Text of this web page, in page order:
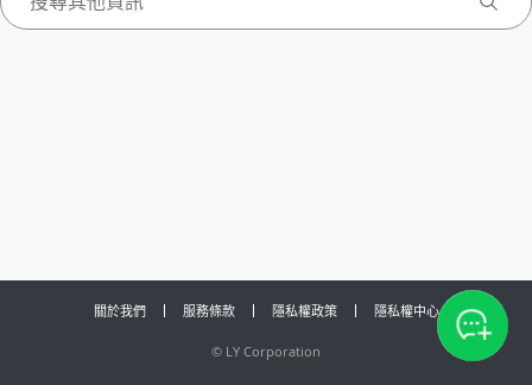
關於我們 服務條款 隱私權政策 隱私權中心
© LY Corporation